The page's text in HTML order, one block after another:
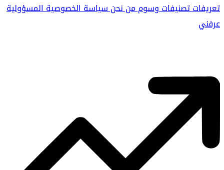
تعريفاتتصنيفاتوسوممن نحنسياسة الخصوصيةالمسؤولية
عرفني